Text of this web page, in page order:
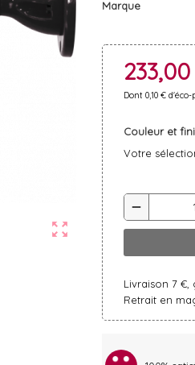
zoom_out_map
Marque
Dont 0,10 €
Couleur et
Votre
remove
Livraison 7
Retrait en